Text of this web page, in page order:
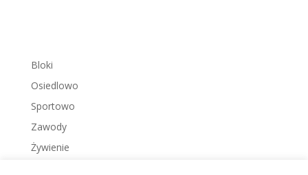
Bloki
Osiedlowo
Sportowo
Zawody
Żywienie